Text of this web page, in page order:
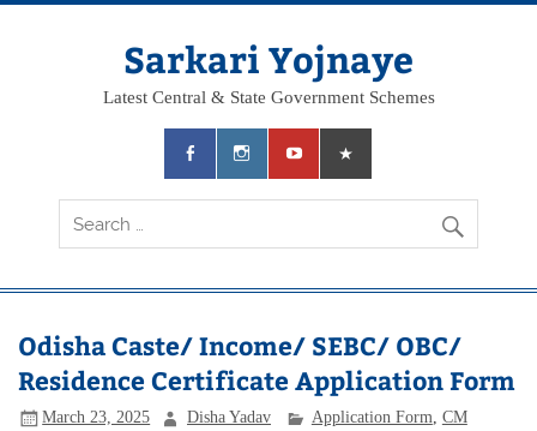
Skip
Sarkari Yojnaye
Latest Central & State Government Schemes
Odisha Caste/ Income/ SEBC/ OBC/
Residence Certificate Application Form
March 23, 2025 Disha Yadav Application Form CM